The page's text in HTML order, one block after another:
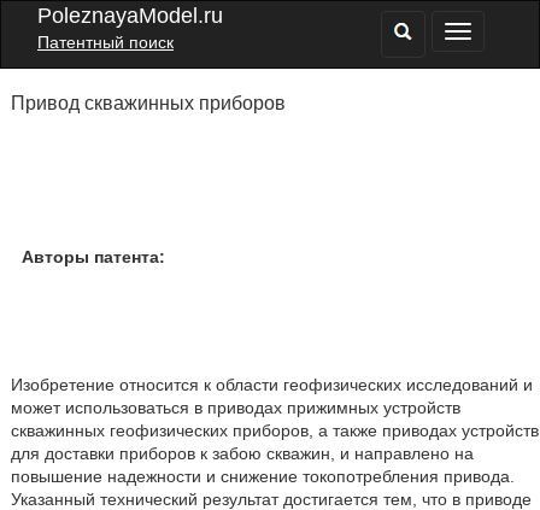
PoleznayaModel.ru
Патентный поиск
Привод скважинных приборов
Авторы патента:
Изобретение относится к области геофизических исследований и
может использоваться в приводах прижимных устройств
скважинных геофизических приборов, а также приводах устройств
для доставки приборов к забою скважин, и направлено на
повышение надежности и снижение токопотребления привода.
Указанный технический результат достигается тем, что в приводе